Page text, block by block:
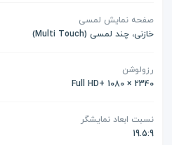
صفحه نمایش لمسی
خازنی، چند لمسی (Multi Touch)
رزولوشن
Full HD+ 1080 × 2340
نسبت ابعاد نمایشگر
19.5:9